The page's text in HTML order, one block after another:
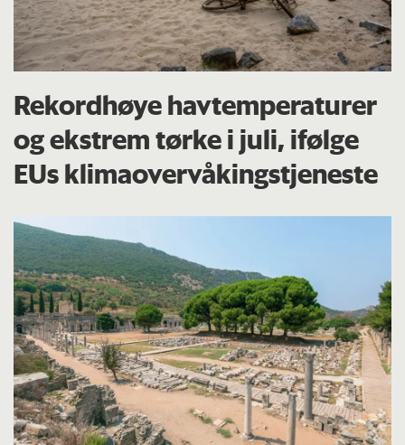
Rekordhøye havtemperaturer
og ekstrem tørke i juli, ifølge
EUs klima­overvåkings­tjeneste